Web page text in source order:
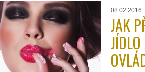
08.02.2016
JAK